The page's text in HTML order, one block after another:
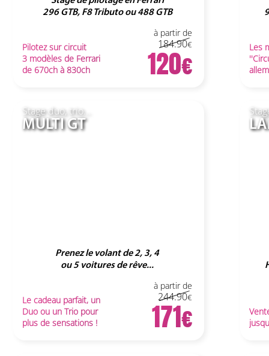
Pilotez sur circuit
3 modèles de Ferrari
de 670ch à 830ch
296 GTB, F8 Tributo ou 488 GTB
à partir de
184.90
120
Les
Le cadeau parfait, un
Duo ou un Trio pour
plus de sensations !
Prenez le volant de 2, 3, 4
ou 5 voitures de rêve...
Stage duo, trio...
MULTI GT
à partir de
244.90
171